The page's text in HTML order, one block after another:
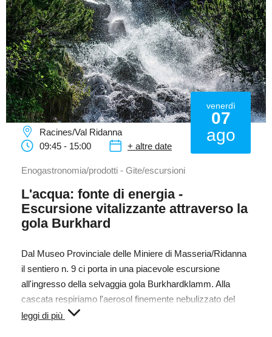
venerdì
07
ago
Racines/Val Ridanna
09:45 - 15:00
+ altre date
Enogastronomia/prodotti - Gite/escursioni
L'acqua: fonte di energia -
Escursione vitalizzante attraverso la
gola Burkhard
Dal Museo Provinciale delle Miniere di Masseria/Ridanna
il sentiero n. 9 ci porta in una piacevole escursione
all'ingresso della selvaggia gola Burkhardklamm. Alla
cascata respiriamo l'aerosol finemente nebulizzato del
ruscello Fernerbach e l'effetto rinvigorente di queste
leggi di più